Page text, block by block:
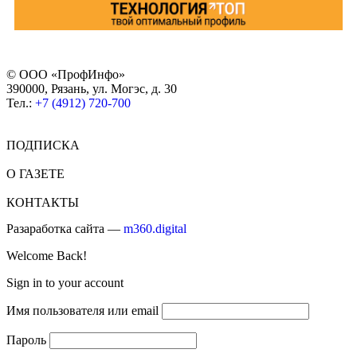
© ООО «ПрофИнфо»
390000, Рязань, ул. Могэс, д. 30
Тел.: +7 (4912) 720-700
ПОДПИСКА
О ГАЗЕТЕ
КОНТАКТЫ
Разаработка сайта — m360.digital
Welcome Back!
Sign in to your account
Имя пользователя или email
Пароль